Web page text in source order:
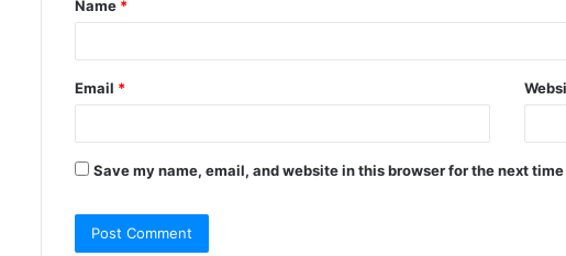
Name *
Email *
Save my name, email, and website in this browser for the next